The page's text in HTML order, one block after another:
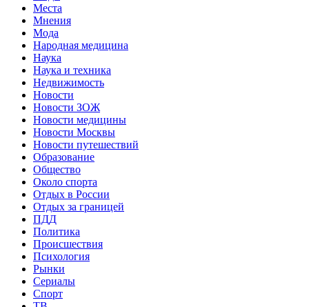
Места
Мнения
Мода
Народная медицина
Наука
Наука и техника
Недвижимость
Новости
Новости ЗОЖ
Новости медицины
Новости Москвы
Новости путешествий
Образование
Общество
Около спорта
Отдых в России
Отдых за границей
ПДД
Политика
Происшествия
Психология
Рынки
Сериалы
Спорт